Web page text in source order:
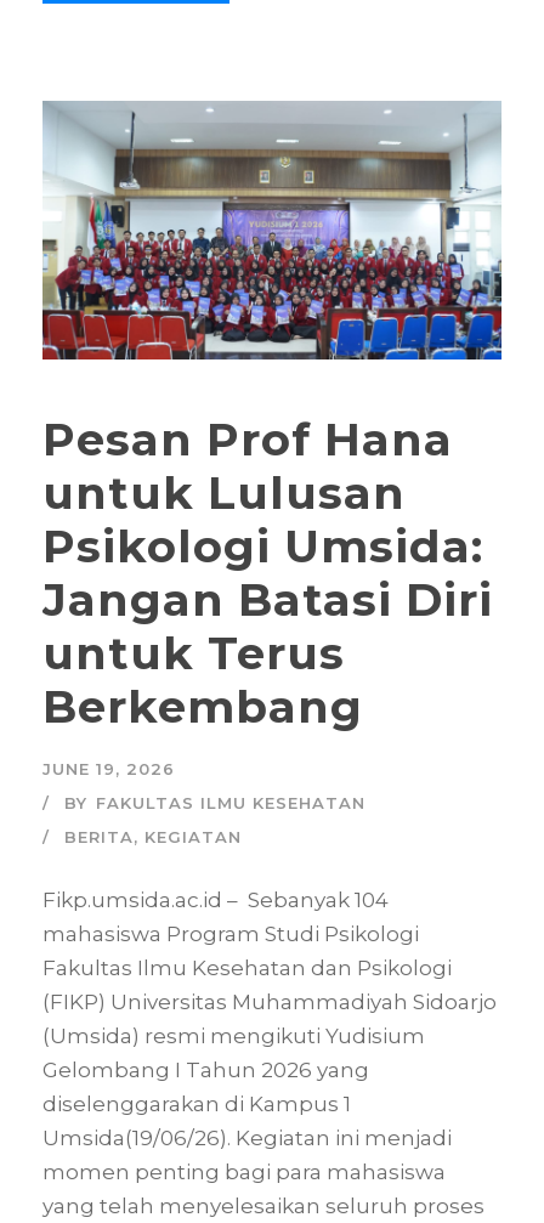
Pesan Prof Hana
untuk Lulusan
Psikologi Umsida:
Jangan Batasi Diri
untuk Terus
Berkembang
JUNE 19, 2026
BY FAKULTAS ILMU KESEHATAN
BERITA, KEGIATAN
Fikp.umsida.ac.id – Sebanyak 104
mahasiswa Program Studi Psikologi
Fakultas Ilmu Kesehatan dan Psikologi
(FIKP) Universitas Muhammadiyah Sidoarjo
(Umsida) resmi mengikuti Yudisium
Gelombang I Tahun 2026 yang
diselenggarakan di Kampus 1
Umsida(19/06/26). Kegiatan ini menjadi
momen penting bagi para mahasiswa
yang telah menyelesaikan seluruh proses